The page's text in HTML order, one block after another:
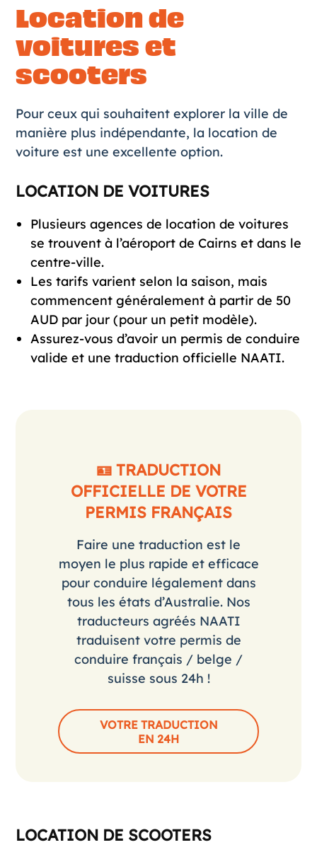
Location de
voitures et
scooters
Pour ceux qui souhaitent explorer la ville de
manière plus indépendante, la location de
voiture est une excellente option.
LOCATION DE VOITURES
Plusieurs agences de location de voitures
se trouvent à l’aéroport de Cairns et dans le
centre-ville.
Les tarifs varient selon la saison, mais
commencent généralement à partir de 50
AUD par jour (pour un petit modèle).
Assurez-vous d’avoir un permis de conduire
valide et une traduction officielle NAATI.
🪪 TRADUCTION
OFFICIELLE DE VOTRE
PERMIS FRANÇAIS
Faire une traduction est le
moyen le plus rapide et efficace
pour conduire légalement dans
tous les états d’Australie. Nos
traducteurs agréés NAATI
traduisent votre permis de
conduire français / belge /
suisse sous 24h !
VOTRE TRADUCTION
EN 24H
LOCATION DE SCOOTERS